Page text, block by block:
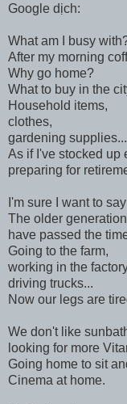
Google dịch:
What am I busy
After my morning
Why go home?
What to buy in the
Household items,
clothes,
gardening
As if I've stocked up
preparing for
I'm sure I want to
The older
have passed the
Going to the farm,
working in the
driving trucks...
Now our legs are
We don't like
looking for more
Going home to sit
Cinema at home.